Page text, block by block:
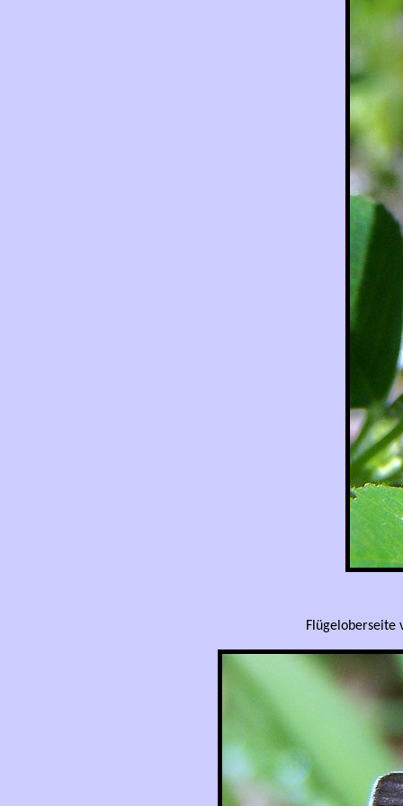
Flügeloberseite